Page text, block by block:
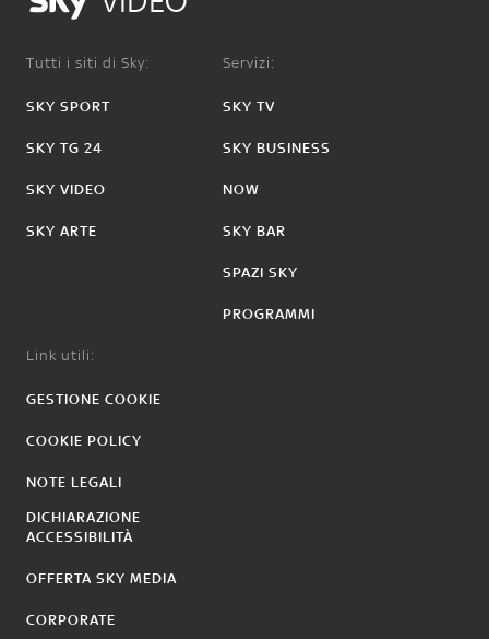
Tutti i siti di Sky:
SKY SPORT
SKY TG 24
SKY VIDEO
SKY ARTE
Servizi:
SKY TV
SKY BUSINESS
NOW
SKY BAR
SPAZI SKY
PROGRAMMI
Link utili:
GESTIONE COOKIE
COOKIE POLICY
NOTE LEGALI
DICHIARAZIONE
ACCESSIBILITÀ
OFFERTA SKY MEDIA
CORPORATE